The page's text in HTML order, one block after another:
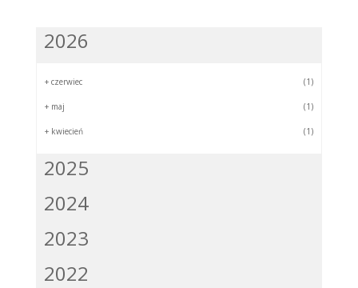
2026
+ czerwiec (1)
+ maj (1)
+ kwiecień (1)
2025
2024
2023
2022